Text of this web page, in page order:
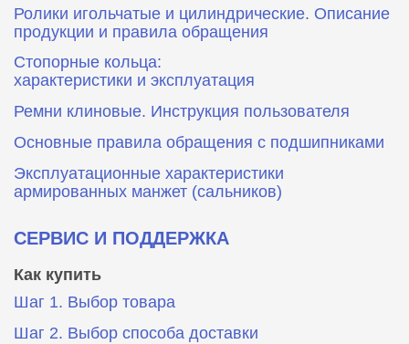
Ролики игольчатые и цилиндрические. Описание
продукции и правила обращения
Стопорные кольца:
характеристики и эксплуатация
Ремни клиновые. Инструкция пользователя
Основные правила обращения с подшипниками
Эксплуатационные характеристики
армированных манжет (сальников)
СЕРВИС И ПОДДЕРЖКА
Как купить
Шаг 1. Выбор товара
Шаг 2. Выбор способа доставки